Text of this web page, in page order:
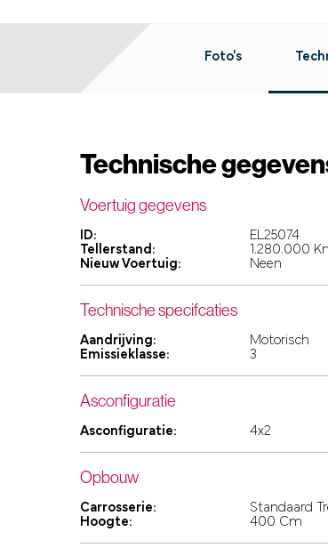
Foto's
Technische
Voertuig gegevens
ID: EL25074
Tellerstand:
1.280.000
Nieuw Voertuig:
Neen
Technische specifcaties
Aandrijving: Motorisch
Emissieklasse:
3
Asconfiguratie
Asconfiguratie: 4x2
Opbouw
Carrosserie: Standaard
Hoogte:
400 Cm